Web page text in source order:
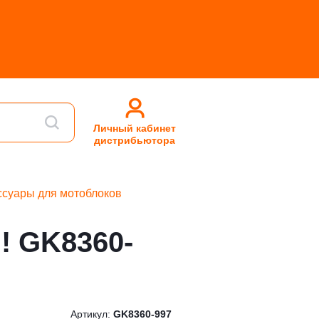
Личный кабинет
дистрибьютора
для мотоблоков
GK8360-
Артикул: GK8360-997